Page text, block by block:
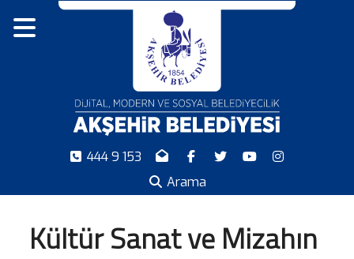
444 9 153
Arama
Kültür Sanat ve Mizahın